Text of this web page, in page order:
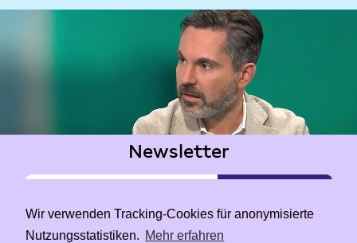
Wir verwenden Tracking-Cookies für anonymisierte
Nutzungsstatistiken. Mehr erfahren
Newsletter